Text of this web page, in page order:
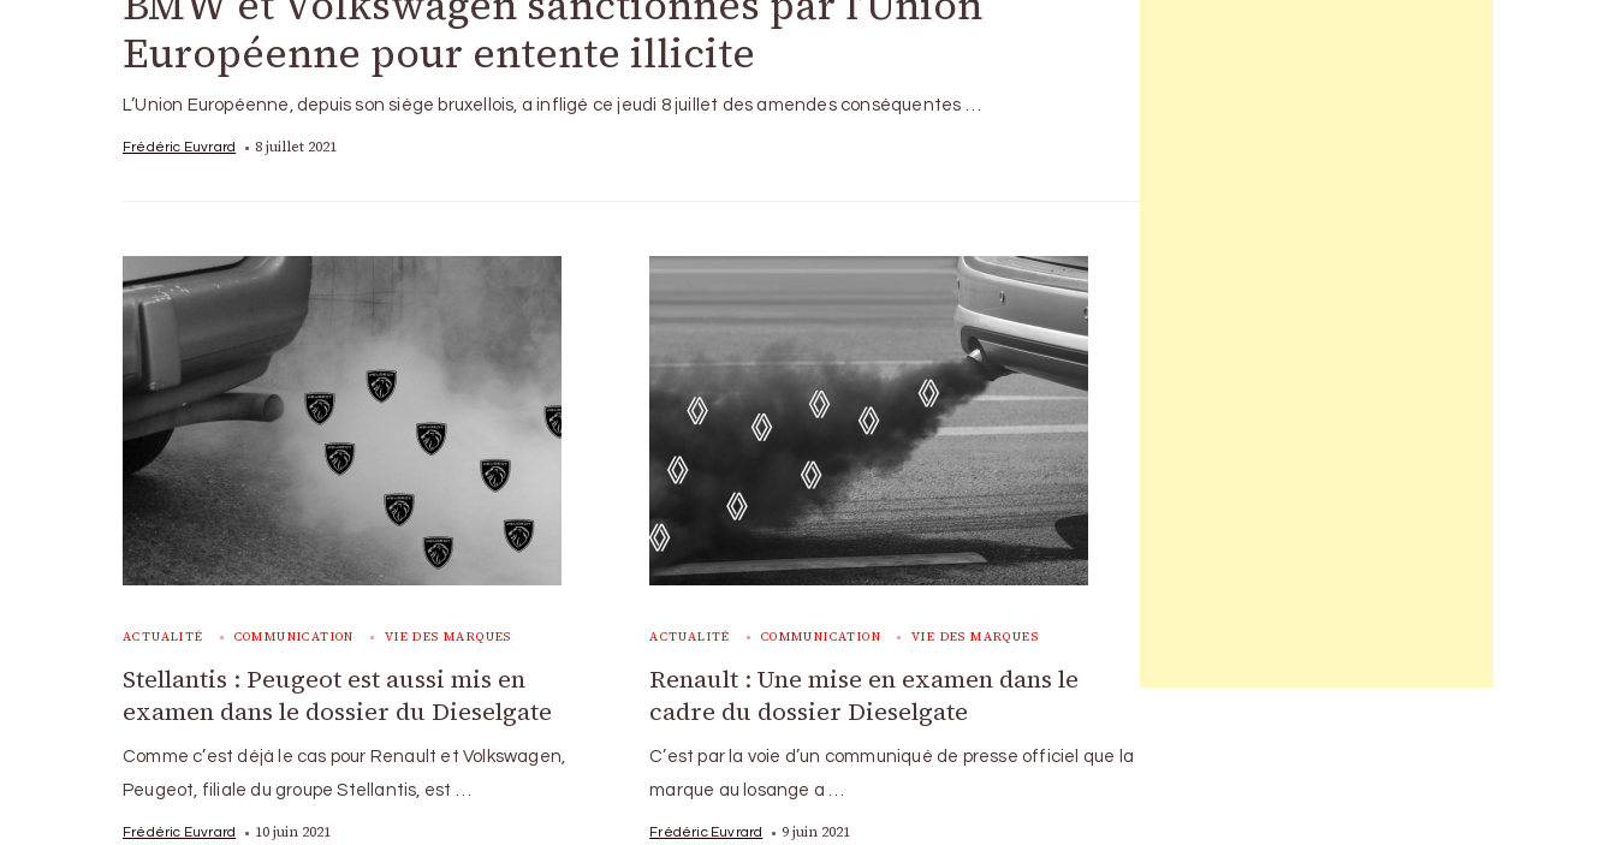
Européenne pour entente illicite
L’Union Européenne, depuis son siège bruxellois, a infligé ce jeudi 8 juillet des amendes conséquentes …
Frédéric Euvrard 8 juillet 2021
ACTUALITÉ COMMUNICATION VIE DES MARQUES
Stellantis : Peugeot est aussi mis en
examen dans le dossier du Dieselgate
Comme c’est déjà le cas pour Renault et Volkswagen,
Peugeot, filiale du groupe Stellantis, est …
Frédéric Euvrard 10 juin 2021
ACTUALITÉ COMMUNICATION VIE DES MARQUES
Renault : Une mise en examen dans le
cadre du dossier Dieselgate
C’est par la voie d’un communiqué de presse officiel que la
marque au losange a …
Frédéric Euvrard 9 juin 2021